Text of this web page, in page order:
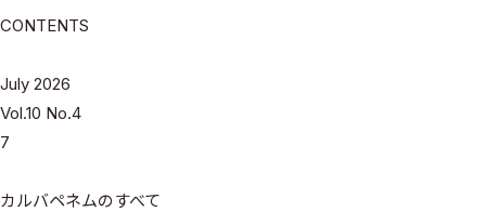
CONTENTS
July 2026
Vol.10 No.4
7
カルバペネムのすべて